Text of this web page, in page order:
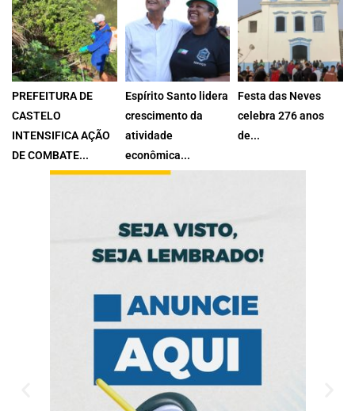
6 de agosto de
2026
2026
3 de agosto de
2026
PREFEITURA DE
CASTELO
INTENSIFICA AÇÃO
DE COMBATE...
A Prefeitura de
Espírito Santo lidera
crescimento da
atividade
econômica...
Estado registrou alta
2026
Festa das Neves
celebra 276 anos
de...
Senhora das...